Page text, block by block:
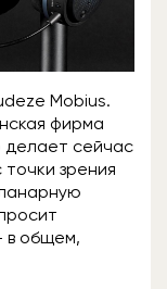
Mobius.
фирма
делает сейчас
зрения
в общем,